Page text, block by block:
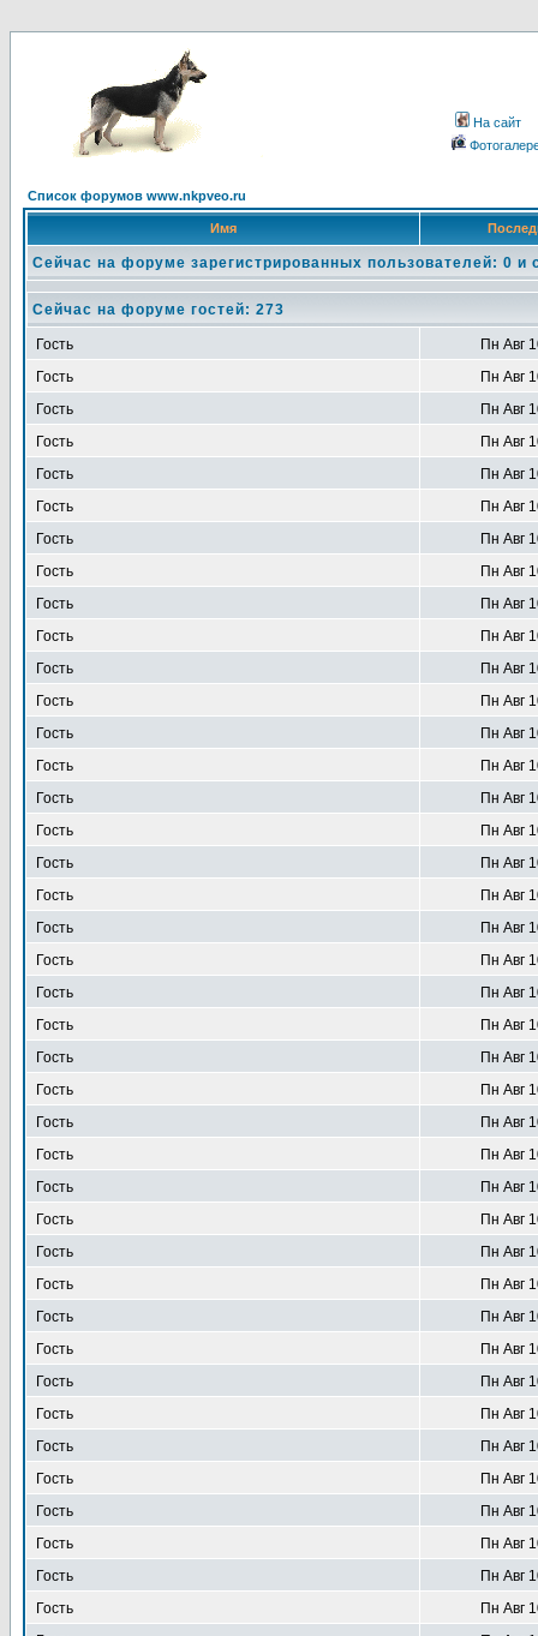
На сайт
Список форумов www.nkpveo.ru
Имя
Сейчас на форуме зарегистрированных пользователей: 0 и
Сейчас на форуме гостей: 273
Гость
Пн Авг
Гость
Пн Авг
Гость
Пн Авг
Гость
Пн Авг
Гость
Пн Авг
Гость
Пн Авг
Гость
Пн Авг
Гость
Пн Авг
Гость
Пн Авг
Гость
Пн Авг
Гость
Пн Авг
Гость
Пн Авг
Гость
Пн Авг
Гость
Пн Авг
Гость
Пн Авг
Гость
Пн Авг
Гость
Пн Авг
Гость
Пн Авг
Гость
Пн Авг
Гость
Пн Авг
Гость
Пн Авг
Гость
Пн Авг
Гость
Пн Авг
Гость
Пн Авг
Гость
Пн Авг
Гость
Пн Авг
Гость
Пн Авг
Гость
Пн Авг
Гость
Пн Авг
Гость
Пн Авг
Гость
Пн Авг
Гость
Пн Авг
Гость
Пн Авг
Гость
Пн Авг
Гость
Пн Авг
Гость
Пн Авг
Гость
Пн Авг
Гость
Пн Авг
Гость
Пн Авг
Гость
Пн Авг